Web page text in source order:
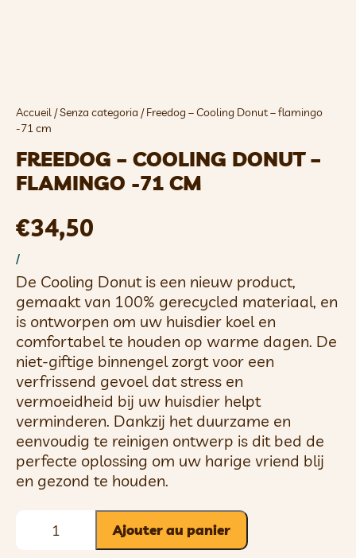
Accueil /Senza categoria / Freedog – Cooling Donut – flamingo
-71 cm
FREEDOG – COOLING DONUT –
FLAMINGO -71 CM
€34,50
/
De Cooling Donut is een nieuw product,
gemaakt van 100% gerecycled materiaal, en
is ontworpen om uw huisdier koel en
comfortabel te houden op warme dagen. De
niet-giftige binnengel zorgt voor een
verfrissend gevoel dat stress en
vermoeidheid bij uw huisdier helpt
verminderen. Dankzij het duurzame en
eenvoudig te reinigen ontwerp is dit bed de
perfecte oplossing om uw harige vriend blij
en gezond te houden.
Ajouter au panier